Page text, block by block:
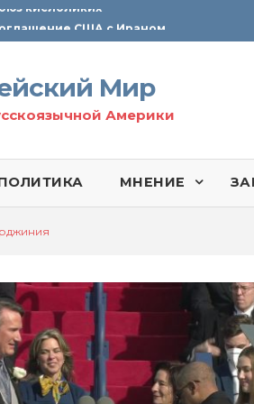
Революции в Иране
Ирана до Ливана и Газы
Мир
Америки
МНЕНИЕ